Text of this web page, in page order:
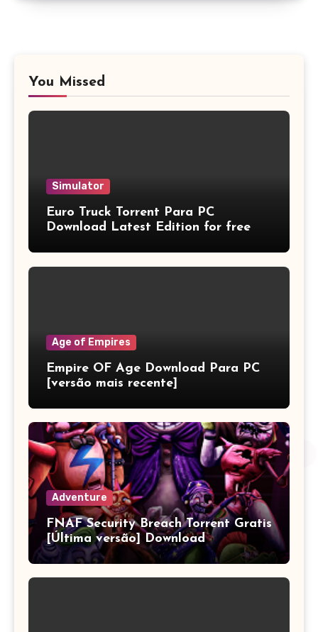
You Missed
Simulator
Euro Truck Torrent Para PC
Download Latest Edition for free
Age of Empires
Empire OF Age Download Para PC
[versão mais recente]
Adventure
FNAF Security Breach Torrent Gratis
[Última versão] Download